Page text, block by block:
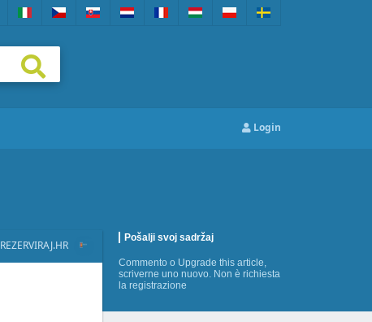
Login
Pošalji svoj sadržaj
Commento o Upgrade this article,
scriverne uno nuovo. Non è richiesta
la registrazione
REZERVIRAJ.HR